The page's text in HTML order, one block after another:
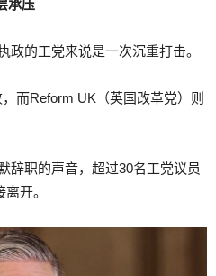
承压
政的工党来说是一次沉重打击。
而Reform UK（英国改革党）则
辞职的声音，超过30名工党议员
开。